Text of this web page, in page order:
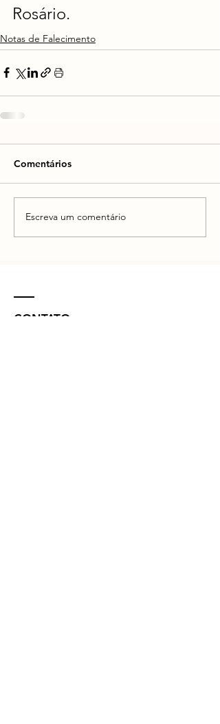
Rosário.
Notas de Falecimento
Comentários
Escreva um comentário
CONTATO